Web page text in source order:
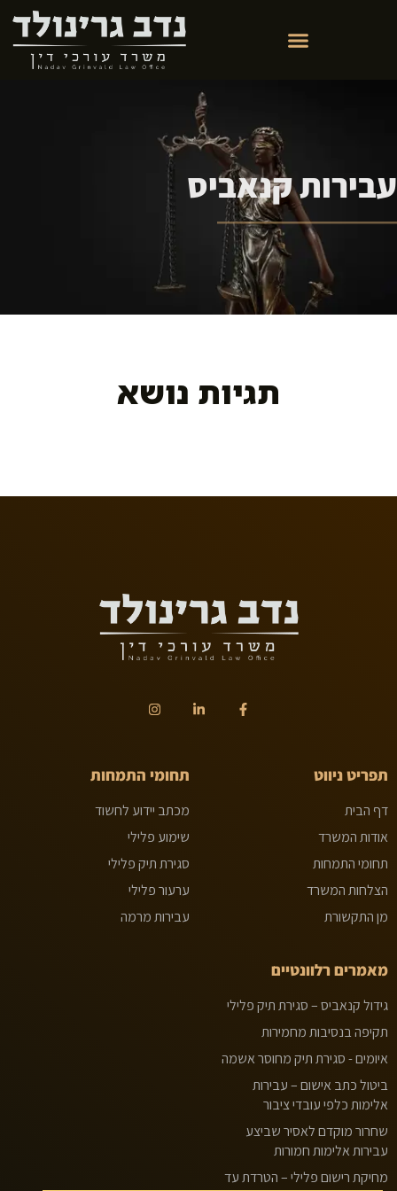
עבירות קנאביס
תגיות נושא
תפריט ניווט
דף הבית
אודות המשרד
תחומי התמחות
הצלחות המשרד
מן התקשורת
תחומי התמחות
מכתב יידוע לחשוד
שימוע פלילי
סגירת תיק פלילי
ערעור פלילי
עבירות מרמה
מאמרים רלוונטיים
גידול קנאביס – סגירת תיק פלילי
תקיפה בנסיבות מחמירות
איומים - סגירת תיק מחוסר אשמה
ביטול כתב אישום – עבירות
אלימות כלפי עובדי ציבור
שחרור מוקדם לאסיר שביצע
עבירות אלימות חמורות
מחיקת רישום פלילי – הטרדת עד